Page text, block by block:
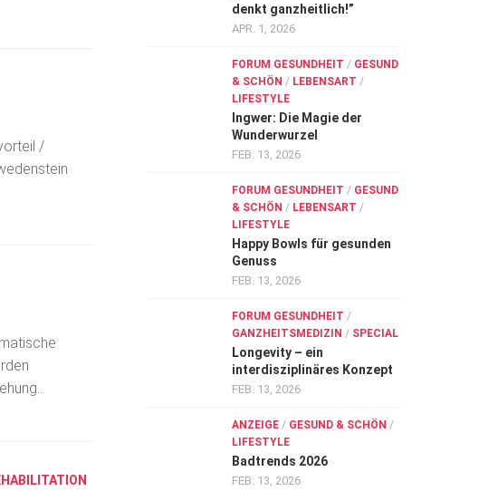
/
denkt ganzheitlich!”
APR. 1, 2026
FORUM GESUNDHEIT / GESUND
& SCHÖN / LEBENSART /
LIFESTYLE
Ingwer: Die Magie der
Wunderwurzel
FEB. 13, 2026
FORUM GESUNDHEIT / GESUND
& SCHÖN / LEBENSART /
LIFESTYLE
Happy Bowls für gesunden
Genuss
FEB. 13, 2026
FORUM GESUNDHEIT /
GANZHEITSMEDIZIN / SPECIAL
Longevity – ein
interdisziplinäres Konzept
FEB. 13, 2026
ANZEIGE / GESUND & SCHÖN /
LIFESTYLE
Badtrends 2026
FEB. 13, 2026